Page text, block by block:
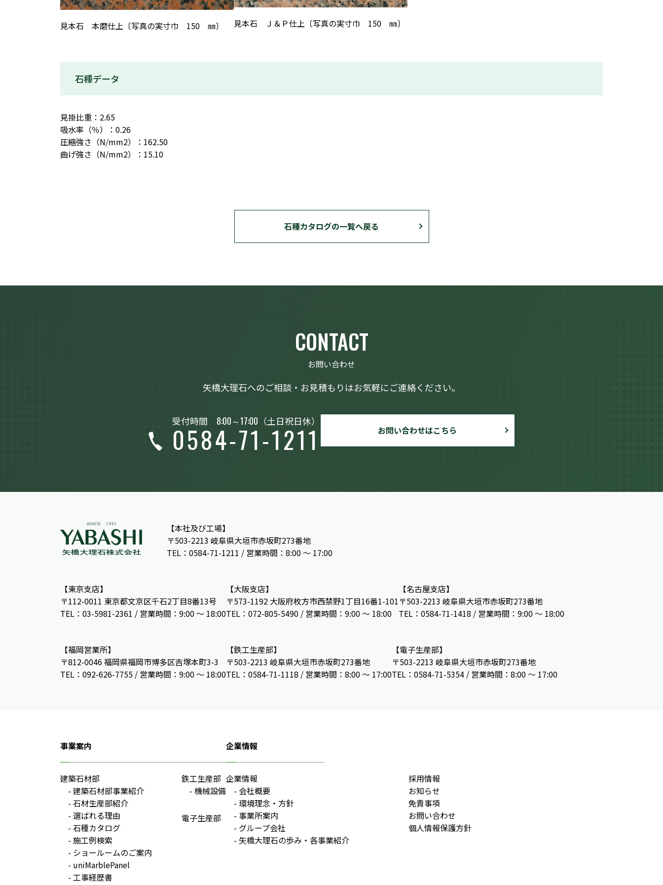
見本石 本磨仕上〔写真の実寸巾 150 ㎜〕 見本石 Ｊ＆Ｐ仕上〔写真の実寸巾 150 ㎜〕
石種データ
見掛比重：2.65
吸水率（％）：0.26
圧縮強さ（N/mm2）：162.50
曲げ強さ（N/mm2）：15.10
石種カタログの一覧へ戻る
CONTACT
お問い合わせ
矢橋大理石へのご相談・お見積もりはお気軽にご連絡ください。
受付時間 8:00～17:00 （土日祝日休）
0584-71-1211 お問い合わせはこちら
【本社及び工場】
〒503-2213 岐阜県大垣市赤坂町273番地
TEL：0584-71-1211 / 営業時間：8:00 ～ 17:00
【東京支店】
〒112-0011 東京都文京区千石2丁目8番13号
TEL：03-5981-2361 / 営業時間：9:00 〜 18:00
【大阪支店】
〒573-1192 大阪府枚方市西禁野1丁目16番1-101
TEL：072-805-5490 / 営業時間：9:00 ～ 18:00
【名古屋支店】
〒503-2213 岐阜県大垣市赤坂町273番地
TEL：0584-71-1418 / 営業時間：9:00 ～ 18:00
【福岡営業所】
〒812-0046 福岡県福岡市博多区吉塚本町3-3
TEL：092-626-7755 / 営業時間：9:00 〜 18:00
【鉄工生産部】
〒503-2213 岐阜県大垣市赤坂町273番地
TEL：0584-71-1118 / 営業時間：8:00 ～ 17:00
【電子生産部】
〒503-2213 岐阜県大垣市赤坂町273番地
TEL：0584-71-5354 / 営業時間：8:00 〜 17:00
事業案内
建築石材部
建築石材部事業紹介
石材生産部紹介
選ばれる理由
石種カタログ
施工例検索
ショールームのご案内
uniMarblePanel
工事経歴書
鉄工生産部
機械設備
電子生産部
企業情報
企業情報
会社概要
環境理念・方針
事業所案内
グループ会社
矢橋大理石の歩み・各事業紹介
採用情報
お知らせ
免責事項
お問い合わせ
個人情報保護方針